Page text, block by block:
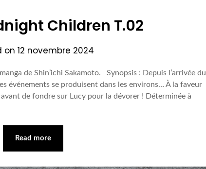
Children T.02
on 12 novembre 2024
de Shin’ichi Sakamoto. Synopsis : Depuis l’arrivée du
événements se produisent dans les environs… À la faveur
de fondre sur Lucy pour la dévorer ! Déterminée à
Read more